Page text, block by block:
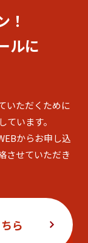
！
ルに
いただくために
ています。
からお申し込
させていただき
ら